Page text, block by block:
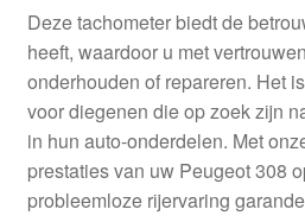
Levering
Mijn account
Over ons
Privacybeleid
Deze tachometer biedt de
heeft, waardoor u met
onderhouden of repareren. Het
voor diegenen die op zoek zijn
in hun auto-onderdelen. Met
prestaties van uw Peugeot 308
probleemloze rijervaring